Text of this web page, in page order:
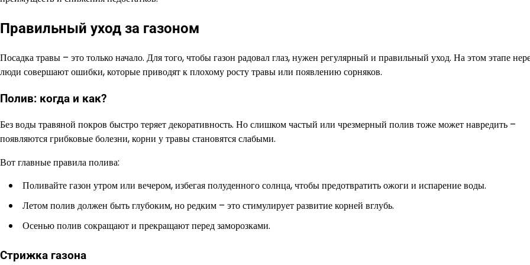
Правильный уход за газоном
Посадка травы – это только начало. Для того, чтобы газон радовал глаз, нужен регулярный и правильный уход. На этом этапе
люди совершают ошибки, которые приводят к плохому росту травы или появлению сорняков.
Полив: когда и как?
Без воды травяной покров быстро теряет декоративность. Но слишком частый или чрезмерный полив тоже может навредить –
появляются грибковые болезни, корни у травы становятся слабыми.
Вот главные правила полива:
Поливайте газон утром или вечером, избегая полуденного солнца, чтобы предотвратить ожоги и испарение воды.
Летом полив должен быть глубоким, но редким – это стимулирует развитие корней вглубь.
Осенью полив сокращают и прекращают перед заморозками.
Стрижка газона